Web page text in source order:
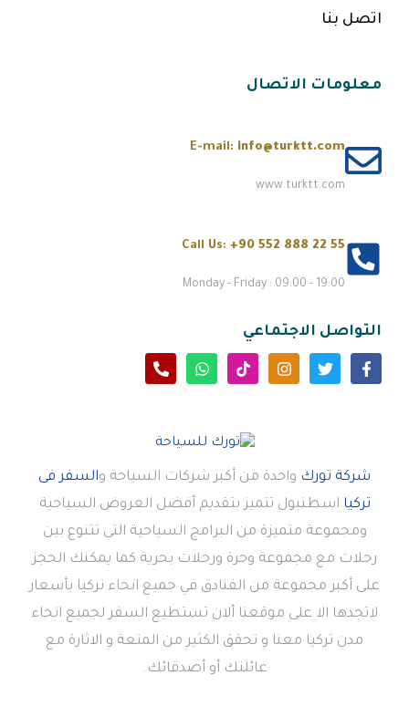
اتصل بنا
معلومات الاتصال
E-mail: info@turktt.com
www.turktt.com
Call Us: +90 552 888 22 55
Monday - Friday : 09:00 - 19:00
التواصل الاجتماعي
شركة تورك واحدة من أكبر شركات السياحة والسفر فى
تركيا اسطنبول تتميز بتقديم أفضل العروض السياحية
ومجموعة متميزة من البرامج السياحية التى تتنوع بين
رحلات مع مجموعة وحرة ورحلات بحرية كما يمكنك الحجز
على أكبر مجموعة من الفنادق في جميع انحاء تركيا بأسعار
لاتجدها الا على موقعنا ألان تستطيع السفر لجميع انحاء
مدن تركيا معنا و تحقق الكثير من المتعة و الاثارة مع
عائلتك أو أصدقائك.